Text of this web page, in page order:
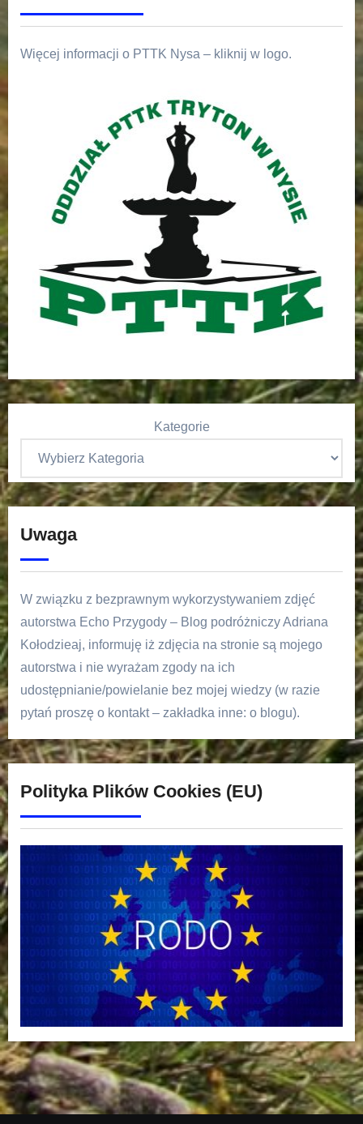
Więcej informacji o PTTK Nysa – kliknij w logo.
Kategorie
Uwaga
W związku z bezprawnym wykorzystywaniem zdjęć
autorstwa Echo Przygody – Blog podróżniczy Adriana
Kołodzieaj, informuję iż zdjęcia na stronie są mojego
autorstwa i nie wyrażam zgody na ich
udostępnianie/powielanie bez mojej wiedzy (w razie
pytań proszę o kontakt – zakładka inne: o blogu).
Polityka Plików Cookies (EU)